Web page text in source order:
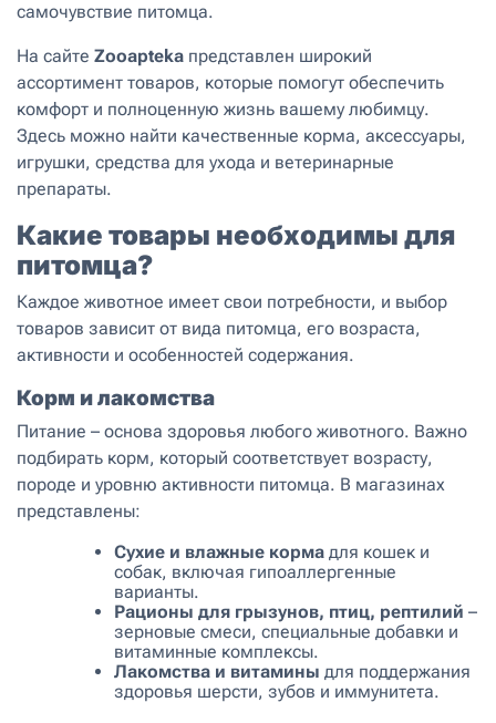
самочувствие питомца.
На сайте Zooapteka представлен широкий
ассортимент товаров, которые помогут обеспечить
комфорт и полноценную жизнь вашему любимцу.
Здесь можно найти качественные корма, аксессуары,
игрушки, средства для ухода и ветеринарные
препараты.
Какие товары необходимы для
питомца?
Каждое животное имеет свои потребности, и выбор
товаров зависит от вида питомца, его возраста,
активности и особенностей содержания.
Корм и лакомства
Питание – основа здоровья любого животного. Важно
подбирать корм, который соответствует возрасту,
породе и уровню активности питомца. В магазинах
представлены:
Сухие и влажные корма для кошек и
собак, включая гипоаллергенные
варианты.
Рационы для грызунов, птиц, рептилий –
зерновые смеси, специальные добавки и
витаминные комплексы.
Лакомства и витамины для поддержания
здоровья шерсти, зубов и иммунитета.